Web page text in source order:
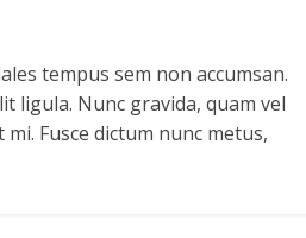
tempus sem non accumsan.
ligula. Nunc gravida, quam vel
Fusce dictum nunc metus,